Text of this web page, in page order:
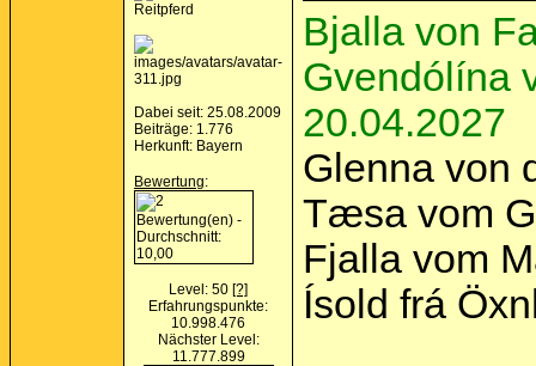
Reitpferd
Dabei seit: 25.08.2009
Beiträge: 1.776
Herkunft: Bayern
Bewertung:
Level: 50 [?]
Erfahrungspunkte:
10.998.476
Nächster Level:
11.777.899
Bjalla von
Gvendólína
20.04.2027
Glenna von
Tæsa vom
Fjalla vom
Ísold frá